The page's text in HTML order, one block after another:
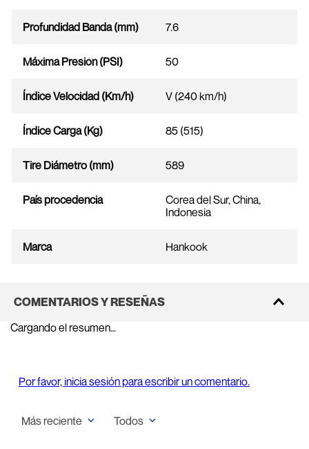
Profundidad Banda (mm) 7.6
Máxima Presión (PSI) 50
Índice Velocidad (Km/h) V (240 km/h)
Índice Carga (Kg) 85 (515)
Tire Diámetro (mm) 589
País procedencia
Corea del Sur, China,
Indonesia
Marca Hankook
COMENTARIOS Y RESEÑAS
Cargando el resumen…
Por favor, inicia sesión para escribir un comentario.
Más reciente Todos